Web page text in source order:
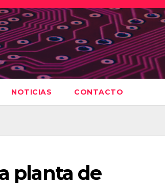
NOTICIAS CONTACTO
planta de